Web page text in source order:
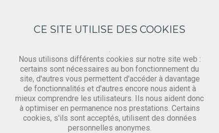
‹ Retourner
Demande
CE SITE UTILISE DES COOKIES
.
Nous utilisons différents cookies sur notre site web :
certains sont nécessaires au bon fonctionnement du
site, d'autres vous permettent d'accéder à davantage
de fonctionnalités et d'autres encore nous aident à
mieux comprendre les utilisateurs. Ils nous aident donc
à optimiser en permanence nos prestations. Certains
cookies, s'ils sont acceptés, utilisent des données
personnelles anonymes.